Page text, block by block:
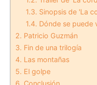
1.3. Sinopsis de 'La
1.4. Dónde se puede
2. Patricio Guzmán
3. Fin de una trilogía
4. Las montañas
5. El golpe
6. Conclusión